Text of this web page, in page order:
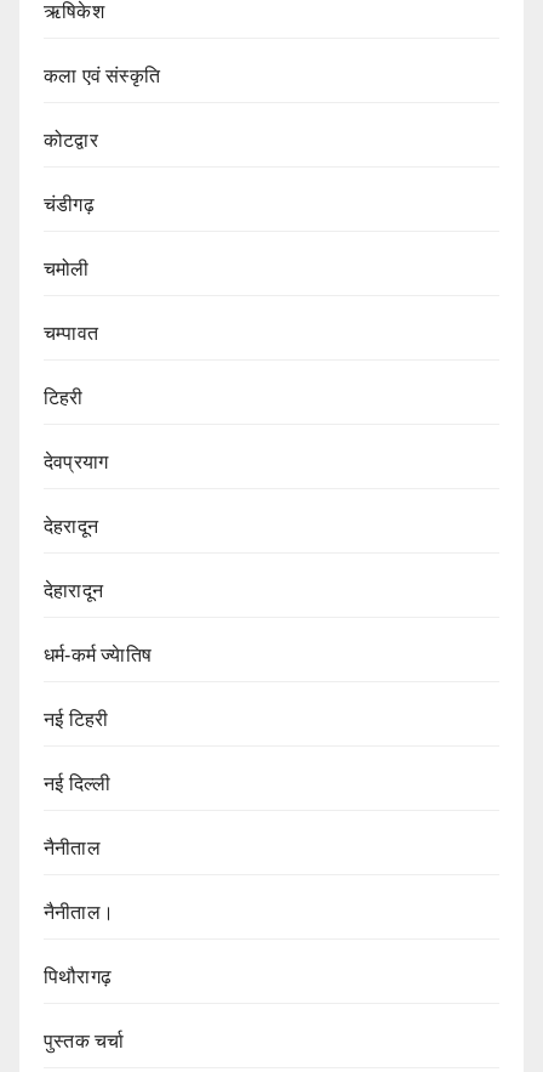
ऋषिकेश
कला एवं संस्कृति
कोटद्वार
चंडीगढ़
चमोली
चम्पावत
टिहरी
देवप्रयाग
देहरादून
देहारादून
धर्म-कर्म ज्येातिष
नई टिहरी
नई दिल्ली
नैनीताल
नैनीताल।
पिथौरागढ़
पुस्तक चर्चा